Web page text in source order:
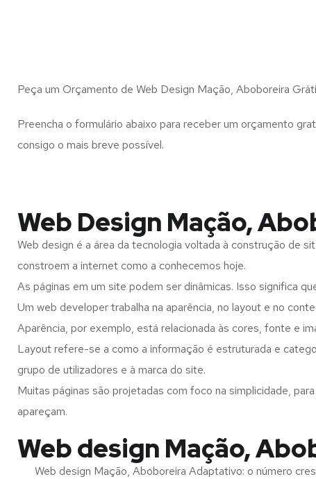
Peça um Orçamento de Web Design Mação, Aboboreira
Preencha o formulário abaixo para receber um orçamento
consigo o mais breve possível.
Web Design Mação,
Web design é a área da tecnologia voltada à construção de
constroem a internet como a conhecemos hoje.
As páginas em um site podem ser dinâmicas. Isso significa
Um web developer trabalha na aparência, no layout e no
Aparência, por exemplo, está relacionada às cores, fonte e
Layout refere-se a como a informação é estruturada e
grupo de utilizadores e à marca do site.
Muitas páginas são projetadas com foco na simplicidade,
apareçam.
Web design Mação,
Web design Mação, Aboboreira Adaptativo: o número